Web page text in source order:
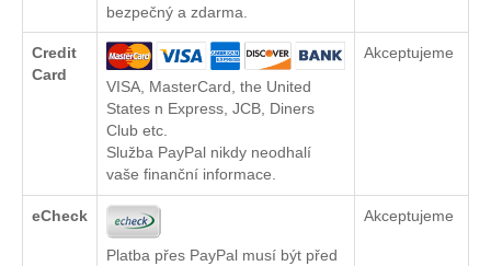
bezpečný a zdarma.
Credit
Card
VISA, MasterCard, the United
States n Express, JCB, Diners
Club etc.
Služba PayPal nikdy neodhalí
vaše finanční informace.
Akceptujeme
eCheck
Platba přes PayPal musí být před
Akceptujeme